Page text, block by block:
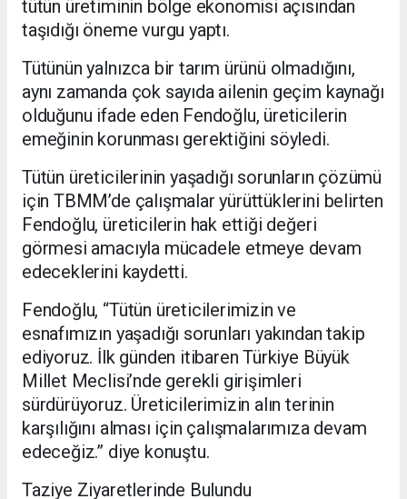
tütün üretiminin bölge ekonomisi açısından
taşıdığı öneme vurgu yaptı.
Tütünün yalnızca bir tarım ürünü olmadığını,
aynı zamanda çok sayıda ailenin geçim kaynağı
olduğunu ifade eden Fendoğlu, üreticilerin
emeğinin korunması gerektiğini söyledi.
Tütün üreticilerinin yaşadığı sorunların çözümü
için TBMM’de çalışmalar yürüttüklerini belirten
Fendoğlu, üreticilerin hak ettiği değeri
görmesi amacıyla mücadele etmeye devam
edeceklerini kaydetti.
Fendoğlu, “Tütün üreticilerimizin ve
esnafımızın yaşadığı sorunları yakından takip
ediyoruz. İlk günden itibaren Türkiye Büyük
Millet Meclisi’nde gerekli girişimleri
sürdürüyoruz. Üreticilerimizin alın terinin
karşılığını alması için çalışmalarımıza devam
edeceğiz.” diye konuştu.
Taziye Ziyaretlerinde Bulundu